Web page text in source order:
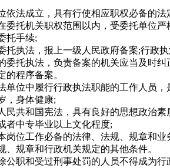
法成立，具有行使相应职权必备的法
托机关职权范围以内，受委托单位严
托手续;
执法，报上一级人民政府备案;行政执
托执法，负责备案的机关应当及时纠
的程序备案。
中履行行政执法职能的工作人员，
身体健康;
共和国宪法，具有良好的思想政治素
中专毕业以上文化程度;
位工作必备的法律、法规、规章和业
规章和行政机关规定的其他条件。
职和受过刑事处罚的人员不得成为行